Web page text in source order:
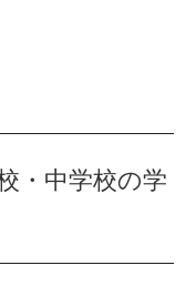
・中学校の学